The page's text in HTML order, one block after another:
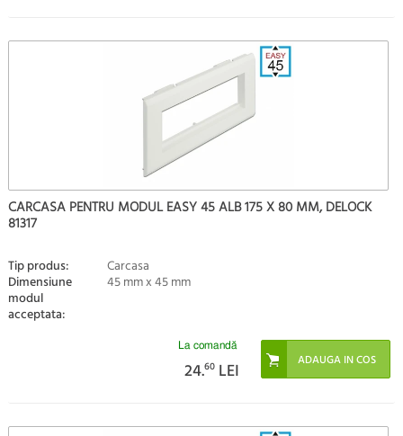
CARCASA PENTRU MODUL EASY 45 ALB 175 X 80 MM, DELOCK
81317
Tip produs: Carcasa
Dimensiune
modul
acceptata:
45 mm x 45 mm
La comandă
24.60 LEI